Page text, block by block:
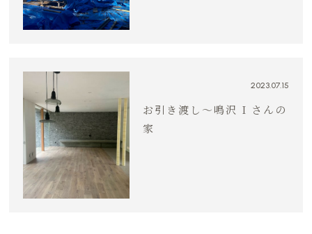
2023.07.15
お引き渡し〜鳴沢 I さんの
家